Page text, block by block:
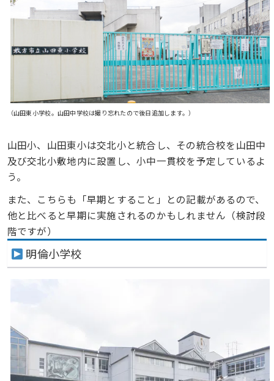
（山田東小学校。山田中学校は撮り忘れたので後日追加します。）
山田小、山田東小は交北小と統合し、その統合校を山田中
及び交北小敷地内に設置し、小中一貫校を予定しているよ
う。
また、こちらも「早期とすること」との記載があるので、
他と比べると早期に実施されるのかもしれません（検討段
階ですが）
明倫小学校